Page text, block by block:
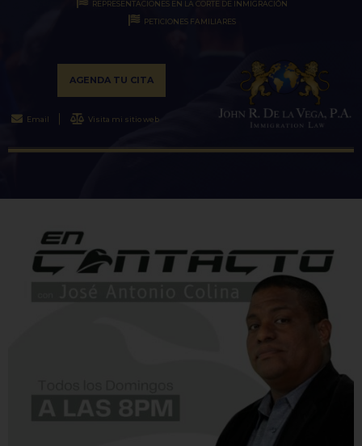
REPRESENTACIONES EN LA CORTE DE INMIGRACIÓN
PETICIONES FAMILIARES
AGENDA TU CITA
Email Visita mi sitio web